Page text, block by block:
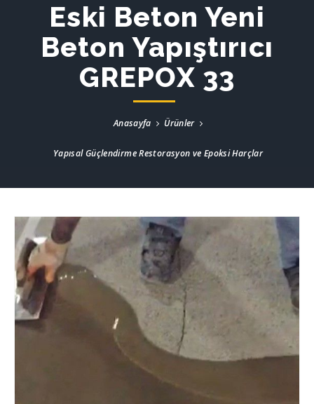
Eski Beton Yeni
Beton Yapıştırıcı
GREPOX 33
Anasayfa Ürünler
Yapısal Güçlendirme Restorasyon ve Epoksi Harçlar